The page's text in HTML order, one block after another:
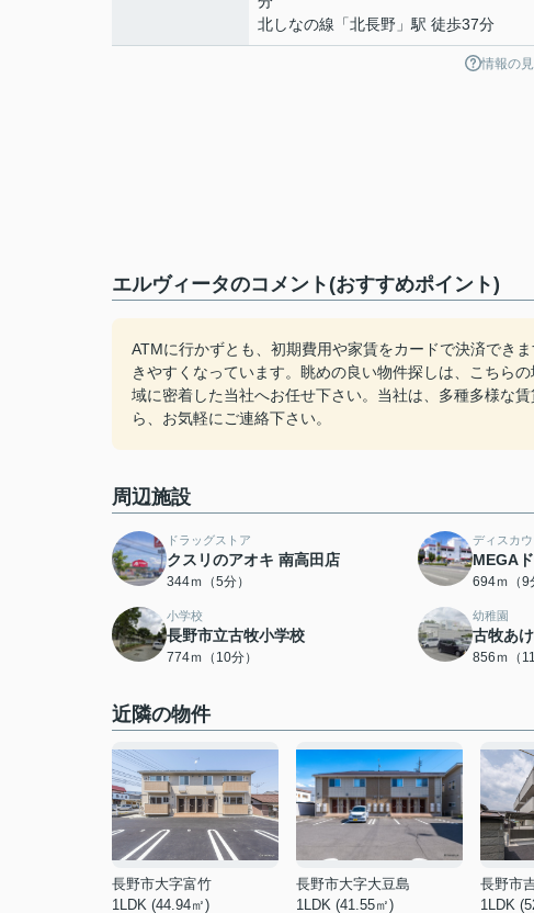
北しなの線 「北長野 」駅 徒歩37分
情報の
エルヴィータのコメント(おすすめポイント)
ATMに行かずとも、初期費用や家賃をカードで決済でき
きやすくなっています。眺めの良い物件探しは、こちら
域に密着した当社へお任せ下さい。当社は、多種多様な
ら、お気軽にご連絡下さい。
周辺施設
ドラッグストア
クスリのアオキ 南高田店
344ｍ（5分）
ディスカ
MEGA
694ｍ（9
小学校
長野市立古牧小学校
774ｍ（10分）
幼稚園
古牧あ
856ｍ（11
近隣の物件
長野市大字富竹
1LDK (44.94㎡)
長野市大字大豆島
1LDK (41.55㎡)
長野市
1LDK